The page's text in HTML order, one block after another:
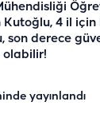
Kutoğlu, 4 il
son derece
olabilir!
yayınlandı